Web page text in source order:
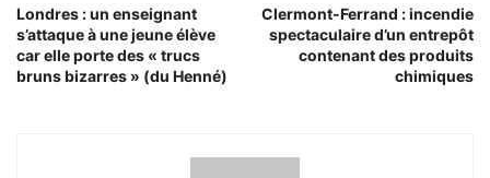
Londres : un enseignant
s’attaque à une jeune élève
car elle porte des « trucs
bruns bizarres » (du Henné)
Clermont-Ferrand : incendie
spectaculaire d’un entrepôt
contenant des produits
chimiques